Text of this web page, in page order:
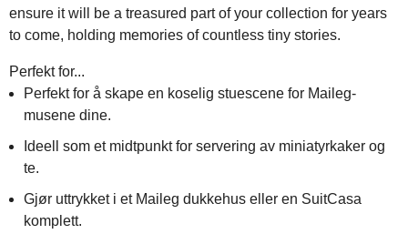
ensure it will be a treasured part of your collection for years
to come, holding memories of countless tiny stories.
Perfekt for...
Perfekt for å skape en koselig stuescene for Maileg-
musene dine.
Ideell som et midtpunkt for servering av miniatyrkaker og
te.
Gjør uttrykket i et Maileg dukkehus eller en SuitCasa
komplett.